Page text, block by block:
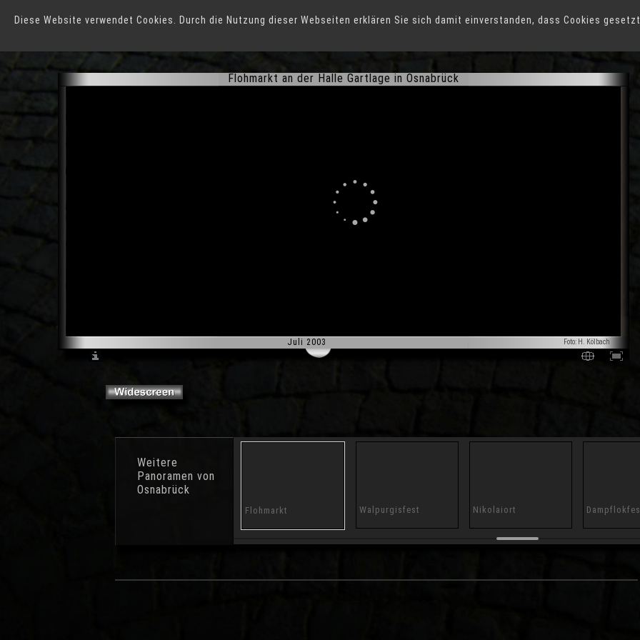
Diese Website verwendet Cookies. Durch die Nutzung dieser Webseiten erklären Sie sich damit einverstanden, dass Cookies gesetzt
Osnabrück
Flohmarkt an der Halle Gartlage in Osnabrück
Foto: H. Kölbach
Juli 2003
Weitere
Panoramen von
Osnabrück
Flohmarkt Walpurgisfest Nikolaiort